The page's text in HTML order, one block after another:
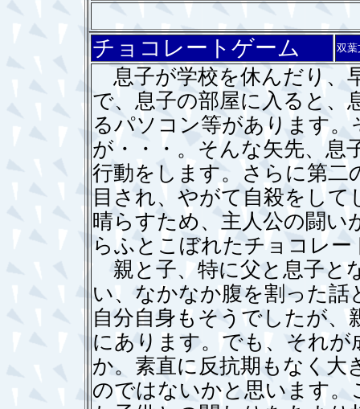
チョコレートゲーム 双葉
息子が学校を休んだり、
で、息子の部屋に入ると、
るパソコン等があります
が・・・。そんな矢先、息
行動をします。さらに第二
目され、やがて自殺をし
晴らすため、主人公の闘い
らふとこぼれたチョコレ
親と子、特に父と息子と
い、なかなか腹を割った
自分自身もそうでしたが
にあります。でも、それ
か。素直に反抗期もなく大
のではないかと思います